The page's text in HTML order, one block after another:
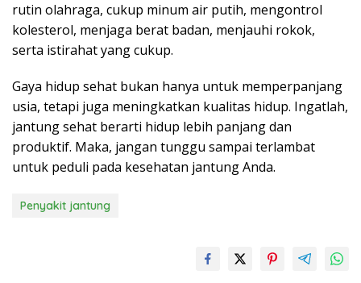
rutin olahraga, cukup minum air putih, mengontrol
kolesterol, menjaga berat badan, menjauhi rokok,
serta istirahat yang cukup.
Gaya hidup sehat bukan hanya untuk memperpanjang
usia, tetapi juga meningkatkan kualitas hidup. Ingatlah,
jantung sehat berarti hidup lebih panjang dan
produktif. Maka, jangan tunggu sampai terlambat
untuk peduli pada kesehatan jantung Anda.
Penyakit jantung